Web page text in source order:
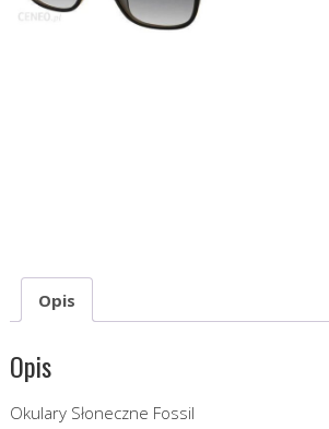
Opis
Opis
Okulary Słoneczne Fossil